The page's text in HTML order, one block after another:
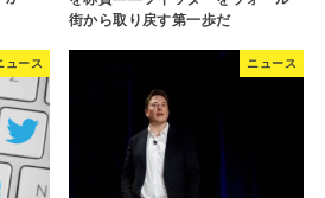
街から取り戻す第一歩だ
ュース ニュース